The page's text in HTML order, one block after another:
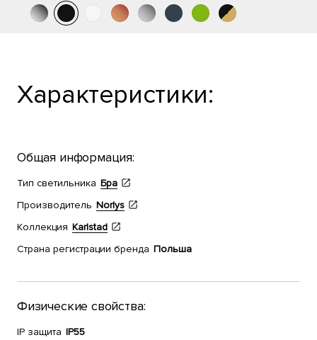
Характеристики:
Общая информация:
Тип светильника Бра
Производитель Norlys
Коллекция Karlstad
Страна регистрации бренда Польша
Физические свойства:
IP защита IP55